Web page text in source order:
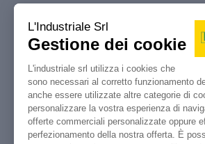
Industriale.it
Il tuo portale di riferimento per
compravendita, aste e liquidazioni di
macchine utensili e macchinari
industriali.